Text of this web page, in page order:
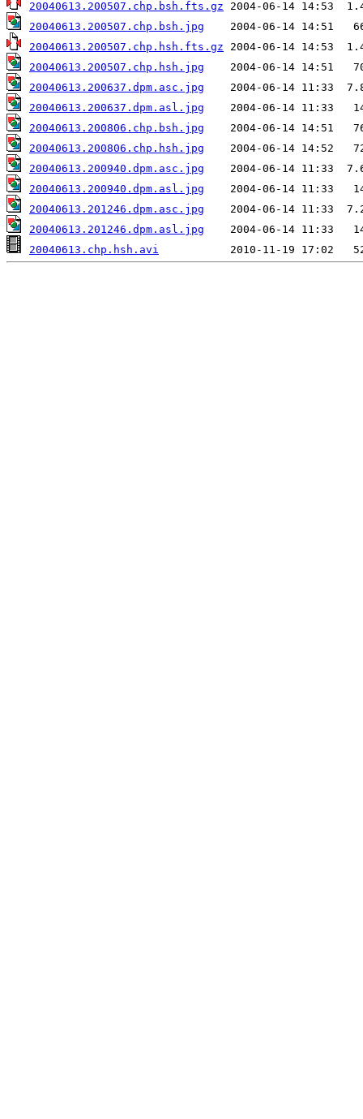
20040613.200507.chp.bsh.fts.gz
20040613.200507.chp.bsh.jpg
20040613.200507.chp.hsh.fts.gz
20040613.200507.chp.hsh.jpg
20040613.200637.dpm.asc.jpg
20040613.200637.dpm.asl.jpg
20040613.200806.chp.bsh.jpg
20040613.200806.chp.hsh.jpg
20040613.200940.dpm.asc.jpg
20040613.200940.dpm.asl.jpg
20040613.201246.dpm.asc.jpg
20040613.201246.dpm.asl.jpg
20040613.chp.hsh.avi